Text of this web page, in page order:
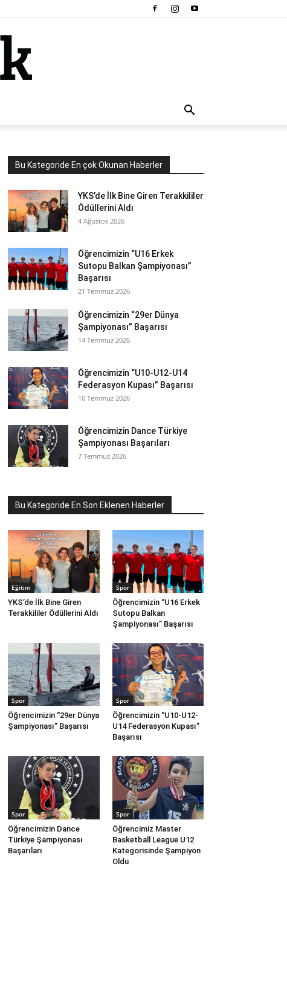
Bu Kategoride En çok Okunan Haberler
YKS’de İlk Bine Giren Terakkililer
Ödüllerini Aldı
4 Ağustos 2026
Öğrencimizin “U16 Erkek
Sutopu Balkan Şampiyonası”
Başarısı
21 Temmuz 2026
Öğrencimizin “29er Dünya
Şampiyonası” Başarısı
14 Temmuz 2026
Öğrencimizin “U10-U12-U14
Federasyon Kupası” Başarısı
10 Temmuz 2026
Öğrencimizin Dance Türkiye
Şampiyonası Başarıları
7 Temmuz 2026
Bu Kategoride En Son Eklenen Haberler
Eğitim
YKS’de İlk Bine Giren
Terakkililer Ödüllerini Aldı
Spor
Öğrencimizin “U16 Erkek
Sutopu Balkan
Şampiyonası” Başarısı
Spor
Öğrencimizin “29er Dünya
Şampiyonası” Başarısı
Spor
Öğrencimizin “U10-U12-
U14 Federasyon Kupası”
Başarısı
Spor
Öğrencimizin Dance
Türkiye Şampiyonası
Başarıları
Spor
Öğrencimiz Master
Basketball League U12
Kategorisinde Şampiyon
Oldu